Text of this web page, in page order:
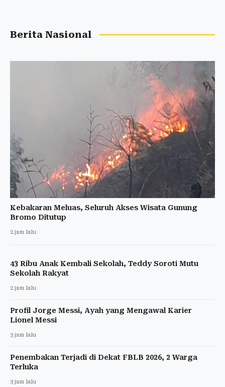
Berita Nasional
Kebakaran Meluas, Seluruh Akses Wisata Gunung
Bromo Ditutup
2 jam lalu
43 Ribu Anak Kembali Sekolah, Teddy Soroti Mutu
Sekolah Rakyat
2 jam lalu
Profil Jorge Messi, Ayah yang Mengawal Karier
Lionel Messi
3 jam lalu
Penembakan Terjadi di Dekat FBLB 2026, 2 Warga
Terluka
3 jam lalu